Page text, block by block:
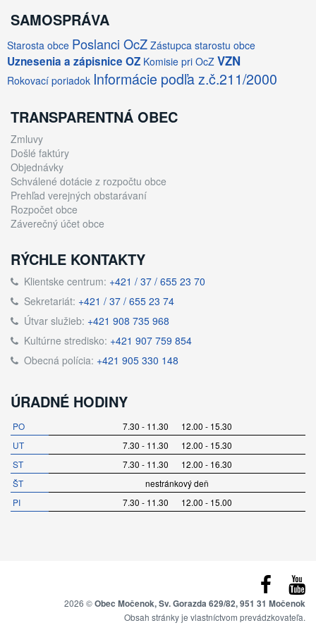
SAMOSPRÁVA
Starosta obce Poslanci OcZ Zástupca starostu obce
Uznesenia a zápisnice OZ Komisie pri OcZ VZN
Rokovací poriadok Informácie podľa z.č.211/2000
TRANSPARENTNÁ OBEC
Zmluvy
Došlé faktúry
Objednávky
Schválené dotácie z rozpočtu obce
Prehľad verejných obstarávaní
Rozpočet obce
Záverečný účet obce
RÝCHLE KONTAKTY
Klientske centrum: +421 / 37 / 655 23 70
Sekretariát: +421 / 37 / 655 23 74
Útvar služieb: +421 908 735 968
Kultúrne stredisko: +421 907 759 854
Obecná polícia: +421 905 330 148
ÚRADNÉ HODINY
PO
7.30 - 11.30 12.00 - 15.30
UT
7.30 - 11.30 12.00 - 15.30
ST
7.30 - 11.30 12.00 - 16.30
ŠT
nestránkový deň
PI
7.30 - 11.30 12.00 - 15.00
2026 ©Obec Močenok, Sv. Gorazda 629/82, 951 31 Močenok
Obsah stránky je vlastníctvom prevádzkovateľa.